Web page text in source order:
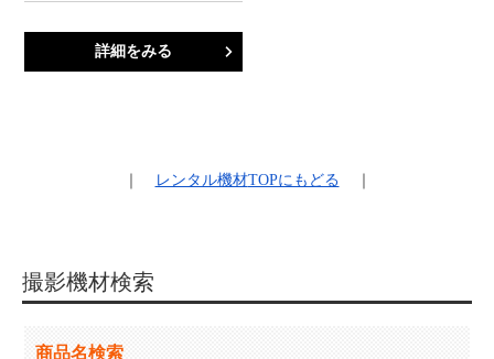
詳細をみる
レンタル機材TOPにもどる
撮影機材検索
商品名検索